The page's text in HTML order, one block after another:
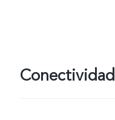
Conectividad